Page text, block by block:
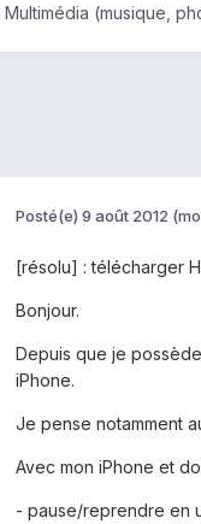
Multimédia (musique,
Posté(e) 9 août 2012
[résolu] : télécharger
Bonjour.
Depuis que je
iPhone.
Je pense notamment
Avec mon iPhone et
- pause/reprendre en